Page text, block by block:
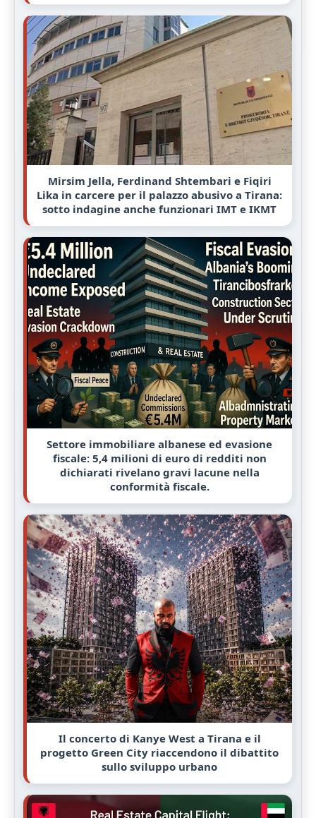
Mirsim Jella, Ferdinand Shtembari e Fiqiri
Lika in carcere per il palazzo abusivo a Tirana:
sotto indagine anche funzionari IMT e IKMT
Settore immobiliare albanese ed evasione
fiscale: 5,4 milioni di euro di redditi non
dichiarati rivelano gravi lacune nella
conformità fiscale.
Il concerto di Kanye West a Tirana e il
progetto Green City riaccendono il dibattito
sullo sviluppo urbano